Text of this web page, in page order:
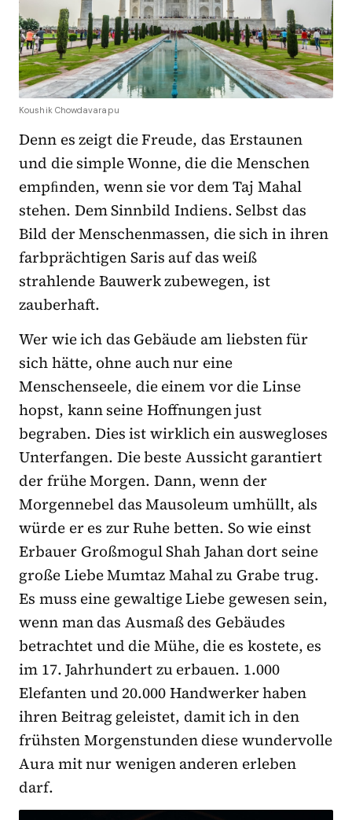
Koushik Chowdavarapu
Denn es zeigt die Freude, das Erstaunen
und die simple Wonne, die die Menschen
empﬁnden, wenn sie vor dem Taj Mahal
stehen. Dem Sinnbild Indiens. Selbst das
Bild der Menschenmassen, die sich in ihren
farbprächtigen Saris auf das weiß
strahlende Bauwerk zubewegen, ist
zauberhaft.
Wer wie ich das Gebäude am liebsten für
sich hätte, ohne auch nur eine
Menschenseele, die einem vor die Linse
hopst, kann seine Hoffnungen just
begraben. Dies ist wirklich ein auswegloses
Unterfangen. Die beste Aussicht garantiert
der frühe Morgen. Dann, wenn der
Morgennebel das Mausoleum umhüllt, als
würde er es zur Ruhe betten. So wie einst
Erbauer Großmogul Shah Jahan dort seine
große Liebe Mumtaz Mahal zu Grabe trug.
Es muss eine gewaltige Liebe gewesen sein,
wenn man das Ausmaß des Gebäudes
betrachtet und die Mühe, die es kostete, es
im 17. Jahrhundert zu erbauen. 1.000
Elefanten und 20.000 Handwerker haben
ihren Beitrag geleistet, damit ich in den
frühsten Morgenstunden diese wundervolle
Aura mit nur wenigen anderen erleben
darf.